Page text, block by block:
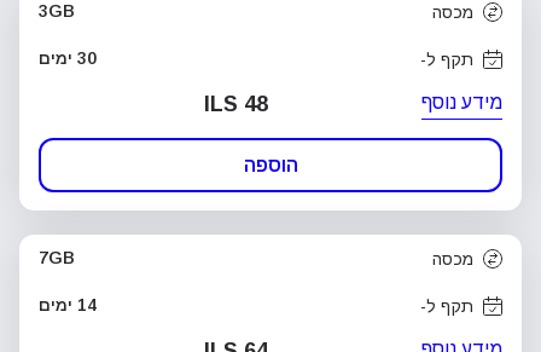
מכסה 3GB
תקף ל- 30 ימים
מידע נוסף ILS 48
הוספה
מכסה 7GB
תקף ל- 14 ימים